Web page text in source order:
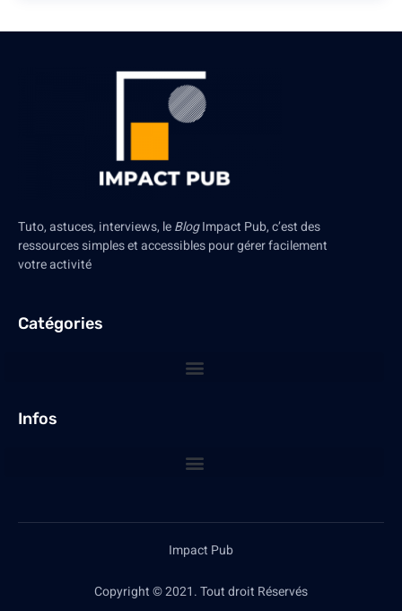
Tuto, astuces, interviews, leBlogImpact Pub, c’est des
ressources simples et accessibles pour gérer facilement
votre activité
Catégories
Infos
Impact Pub
Copyright © 2021. Tout droit Réservés